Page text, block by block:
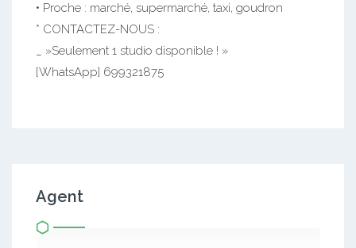
• Proche : marché, supermarché, taxi, goudron
* CONTACTEZ-NOUS :
_ »Seulement 1 studio disponible ! »
[WhatsApp] 699321875
Agent